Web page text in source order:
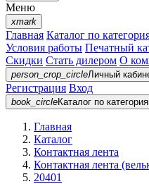
Меню
xmark
Главная Каталог по
Условия работы Печатный
Скидки Стать дилером О
person_crop_circleЛичный
Регистрация Вход
book_circleКаталог по
Главная
Каталог
Контактная лента
Контактная лента
20401